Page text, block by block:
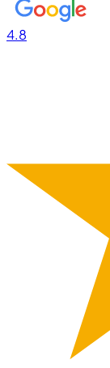
4.8